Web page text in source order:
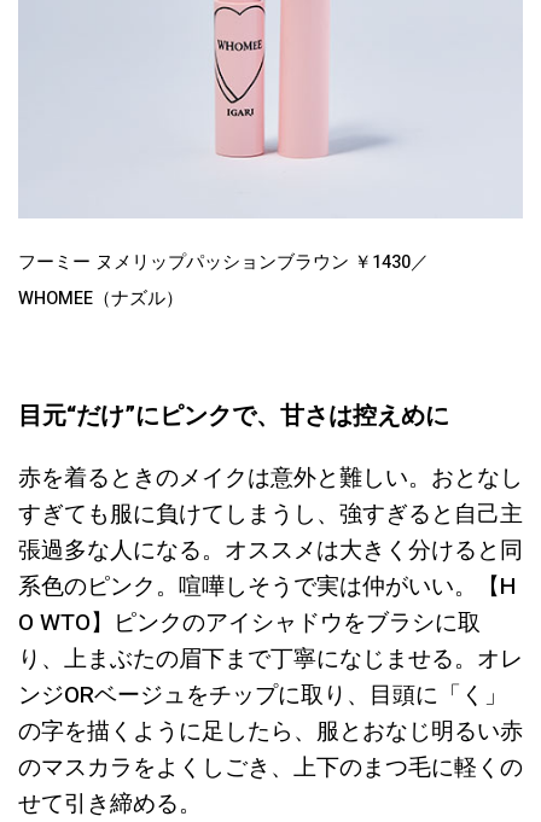
フーミー ヌメリップパッションブラウン ￥1430／
WHOMEE（ナズル）
目元“だけ”にピンクで、甘さは控えめに
赤を着るときのメイクは意外と難しい。おとなし
すぎても服に負けてしまうし、強すぎると自己主
張過多な人になる。オススメは大きく分けると同
系色のピンク。喧嘩しそうで実は仲がいい。【H
O WTO】ピンクのアイシャドウをブラシに取
り、上まぶたの眉下まで丁寧になじませる。オレ
ンジORベージュをチップに取り、目頭に「く」
の字を描くように足したら、服とおなじ明るい赤
のマスカラをよくしごき、上下のまつ毛に軽くの
せて引き締める。